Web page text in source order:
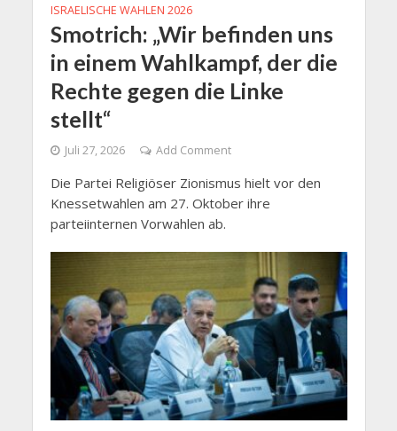
ISRAELISCHE WAHLEN 2026
Smotrich: „Wir befinden uns
in einem Wahlkampf, der die
Rechte gegen die Linke
stellt“
Juli 27, 2026 Add Comment
Die Partei Religiöser Zionismus hielt vor den
Knessetwahlen am 27. Oktober ihre
parteiinternen Vorwahlen ab.